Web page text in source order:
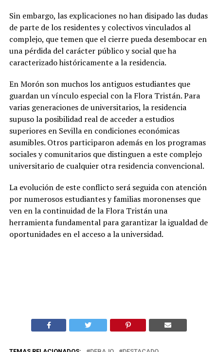
Sin embargo, las explicaciones no han disipado las dudas
de parte de los residentes y colectivos vinculados al
complejo, que temen que el cierre pueda desembocar en
una pérdida del carácter público y social que ha
caracterizado históricamente a la residencia.
En Morón son muchos los antiguos estudiantes que
guardan un vínculo especial con la Flora Tristán. Para
varias generaciones de universitarios, la residencia
supuso la posibilidad real de acceder a estudios
superiores en Sevilla en condiciones económicas
asumibles. Otros participaron además en los programas
sociales y comunitarios que distinguen a este complejo
universitario de cualquier otra residencia convencional.
La evolución de este conflicto será seguida con atención
por numerosos estudiantes y familias moronenses que
ven en la continuidad de la Flora Tristán una
herramienta fundamental para garantizar la igualdad de
oportunidades en el acceso a la universidad.